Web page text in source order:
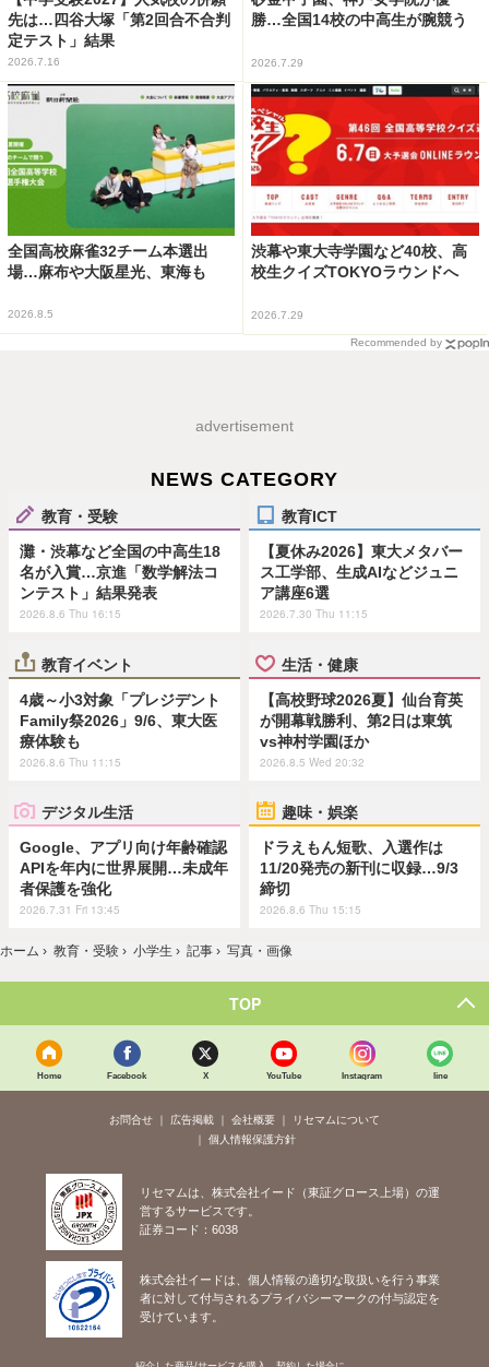
先は…四谷大塚「第2回合不合判
定テスト」結果
2026.7.16
勝…全国14校の中高生が腕競う
2026.7.29
全国高校麻雀32チーム本選出
場…麻布や大阪星光、東海も
2026.8.5
渋幕や東大寺学園など40校、高
校生クイズTOKYOラウンドへ
2026.7.29
Recommended by
advertisement
NEWS CATEGORY
教育・受験
灘・渋幕など全国の中高生18
名が入賞…京進「数学解法コ
ンテスト」結果発表
2026.8.6 Thu 16:15
教育ICT
【夏休み2026】東大メタバー
ス工学部、生成AIなどジュニ
ア講座6選
2026.7.30 Thu 11:15
教育イベント
4歳～小3対象「プレジデント
Family祭2026」9/6、東大医
療体験も
2026.8.6 Thu 11:15
生活・健康
【高校野球2026夏】仙台育英
が開幕戦勝利、第2日は東筑
vs神村学園ほか
2026.8.5 Wed 20:32
デジタル生活
Google、アプリ向け年齢確認
APIを年内に世界展開…未成年
者保護を強化
2026.7.31 Fri 13:45
趣味・娯楽
ドラえもん短歌、入選作は
11/20発売の新刊に収録…9/3
締切
2026.8.6 Thu 15:15
ホーム › 教育・受験 › 小学生 › 記事 › 写真・画像
TOP
Home Facebook X YouTube Instagram line
お問合せ 広告掲載 会社概要
リセマムについて
個人情報保護方針
リセマムは、株式会社イード（東証グロース上場）の運
営するサービスです。
証券コード：6038
株式会社イードは、個人情報の適切な取扱いを行う事業
者に対して付与されるプライバシーマークの付与認定を
受けています。